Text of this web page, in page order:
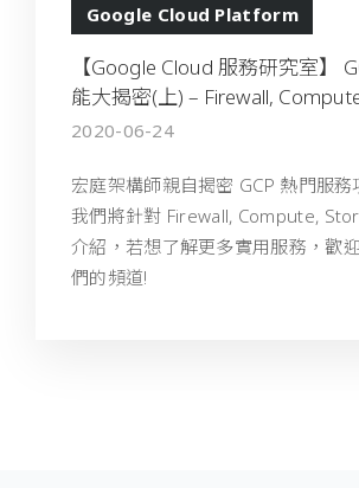
Google Cloud Platform
【Google Cloud 服務研究室】
能大揭密(上) – Firewall,
2020-06-24
宏庭架構師親自揭密 GCP 熱門服務
我們將針對 Firewall, Compute,
介紹，若想了解更多實用服務，歡
們的頻道!